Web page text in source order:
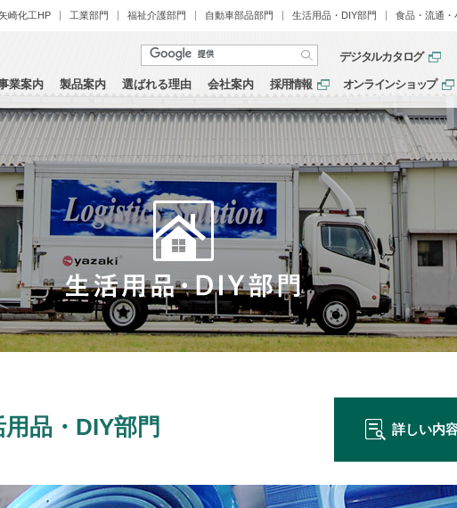
崎化工HP 工業部門 福祉介護部門 自動車部品部門 生活用品・DIY部門 食品・流通・
デジタルカタログ
業案内 製品案内 選ばれる理由 会社案内 採用情報 オンラインショップ
品・DIY部門 詳しい内